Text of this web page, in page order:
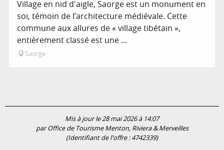
Est situé(e) dans...
Sur place
Village en nid d'aigle, Saorge est un monument en
soi, témoin de l’architecture médiévale. Cette
commune aux allures de « village tibétain »,
entièrement classé est une ...
Saorge
Mis à jour le 28 mai 2026 à 14:07
par Office de Tourisme Menton, Riviera & Merveilles
(Identifiant de l'offre :4742339)